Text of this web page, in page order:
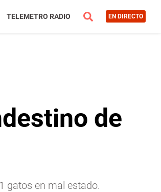
TELEMETRO RADIO EN DIRECTO
de
gatos en mal estado.